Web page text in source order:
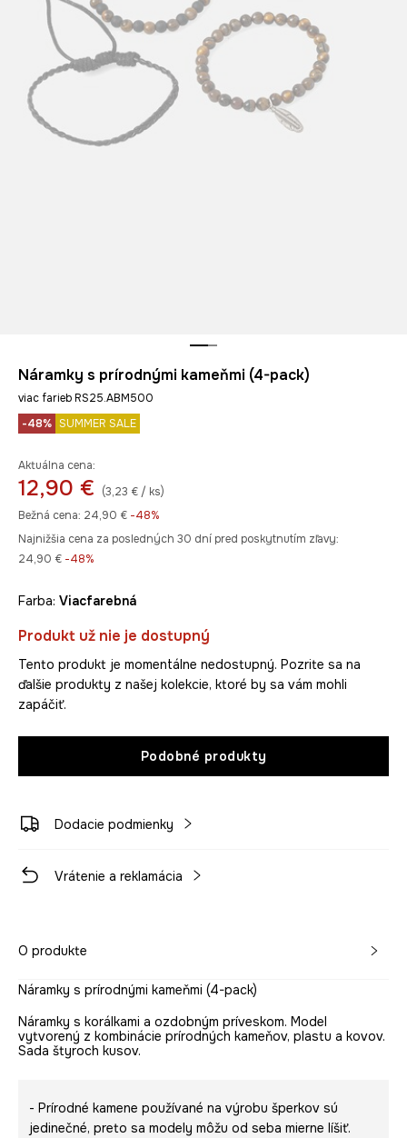
Náramky s prírodnými kameňmi (4-pack)
viac farieb RS25.ABM500
-48% SUMMER SALE
Aktuálna cena:
12,90 €
(3,23 € / ks)
Bežná cena: 24,90 € -48%
Najnižšia cena za posledných 30 dní pred poskytnutím zľavy:
24,90 € -48%
Farba: viacfarebná
Produkt už nie je dostupný
Tento produkt je momentálne nedostupný. Pozrite sa na
ďalšie produkty z našej kolekcie, ktoré by sa vám mohli
zapáčiť.
Podobné produkty
Dodacie podmienky
Vrátenie a reklamácia
O produkte
Náramky s prírodnými kameňmi (4-pack)
Náramky s korálkami a ozdobným príveskom. Model
vytvorený z kombinácie prírodných kameňov, plastu a kovov.
Sada štyroch kusov.
- Prírodné kamene používané na výrobu šperkov sú
jedinečné, preto sa modely môžu od seba mierne líšiť.